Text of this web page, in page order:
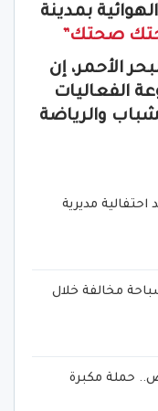
بمدينة
صحتك”
الأحمر، إن
الفعاليات
والرياضة
مديرية
سباحة مخالفة خلال
حملة مكبرة